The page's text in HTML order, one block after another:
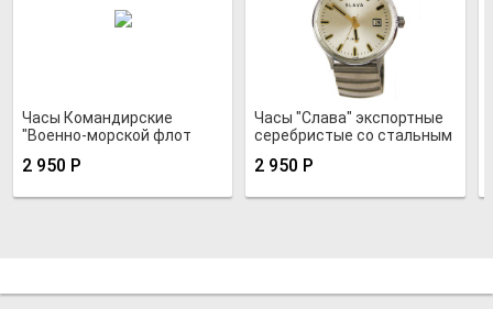
Часы Командирские
"Военно-морской флот
2 950 Р
Часы "Слава" экспортные
серебристые со стальным
2 950 Р